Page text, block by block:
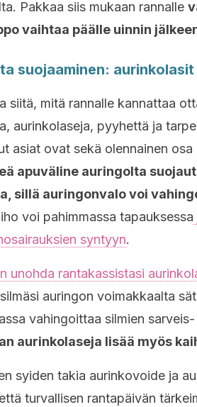
Pakkaa siis mukaan rannalle
vaihtaa päälle uinnin
suojaaminen:
siitä, mitä rannalle kannattaa
aurinkolaseja, pyyhettä ja
asiat ovat sekä olennainen
apuväline auringolta
sillä auringonvalo voi
voi pahimmassa tapauksessa
syntyyn.
unohda rantakassistasi
auringon voimakkaalta
vahingoittaa silmien
aurinkolaseja lisää myös
syiden takia aurinkovoide ja
turvallisen rantapäivän